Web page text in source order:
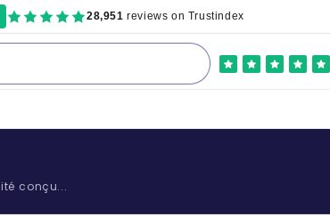
28,951 reviews on Trustindex
conçu...